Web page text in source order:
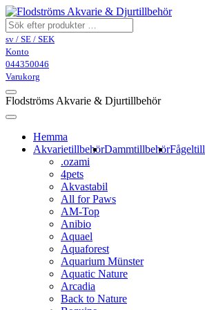
sv / SE / SEK
Konto
044350046
Varukorg
Flodströms Akvarie & Djurtillbehör
Hemma
AkvarietillbehörDammtillbehör
.ozami
4pets
Akvastabil
All for Paws
AM-Top
Anibio
Aquael
Aquaforest
Aquarium Münster
Aquatic Nature
Arcadia
Back to Nature